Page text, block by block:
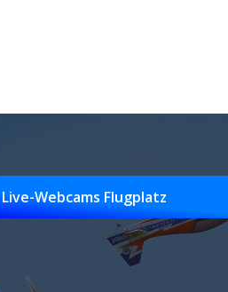
Live-Webcams Flugplatz